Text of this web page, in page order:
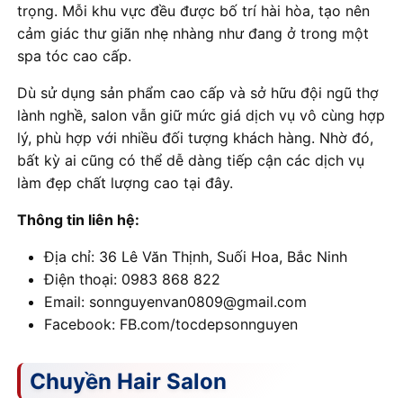
trọng. Mỗi khu vực đều được bố trí hài hòa, tạo nên
cảm giác thư giãn nhẹ nhàng như đang ở trong một
spa tóc cao cấp.
Dù sử dụng sản phẩm cao cấp và sở hữu đội ngũ thợ
lành nghề, salon vẫn giữ mức giá dịch vụ vô cùng hợp
lý, phù hợp với nhiều đối tượng khách hàng. Nhờ đó,
bất kỳ ai cũng có thể dễ dàng tiếp cận các dịch vụ
làm đẹp chất lượng cao tại đây.
Thông tin liên hệ:
Địa chỉ: 36 Lê Văn Thịnh, Suối Hoa, Bắc Ninh
Điện thoại: 0983 868 822
Email: sonnguyenvan0809@gmail.com
Facebook: FB.com/tocdepsonnguyen
Chuyền Hair Salon